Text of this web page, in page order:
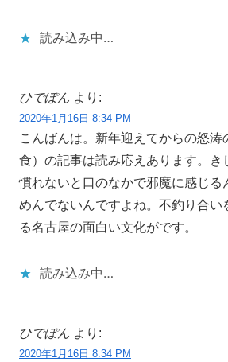
読み込み中…
ひでぽん より:
2020年1月16日 8:34 PM
こんばんは。新年迎えてからの怒涛
食）の記事は読み応えあります。き
慣れないと口のなかで邪魔に感じる
めんでないんですよね。不釣り合い
る名古屋の面白い文化がです。
読み込み中…
ひでぽん より:
2020年1月16日 8:34 PM